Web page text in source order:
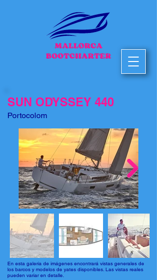
SUN ODYSSEY 440
Portocolom
En esta galería de imágenes encontrará vistas generales de
los barcos y modelos de yates disponibles. Las vistas reales
pueden variar en detalle.